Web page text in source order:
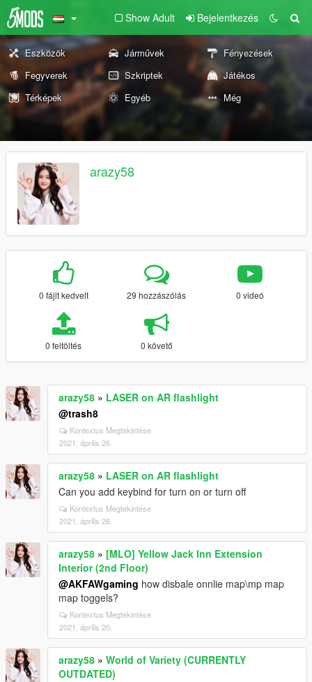
Show Adult Bejelentkezés
Eszközök Járművek
Fényezések
Fegyverek
Szkriptek
Játékos
Térképek
Egyéb Még
arazy58
0 fájlt kedvelt 29 hozzászólás 0 videó
0 feltöltés 0 követő
arazy58 » LASER on AR flashlight
@trash8
Kontextus Megtekintése
2021. április 26.
arazy58 » LASER on AR flashlight
Can you add keybind for turn on or turn off
Kontextus Megtekintése
2021. április 26.
arazy58 » [MLO] Yellow Jack Inn Extension
Interior (2nd Floor)
@AKFAWgaming how disbale onnlie map\mp map
map toggels?
Kontextus Megtekintése
2021. április 20.
arazy58 » World of Variety (CURRENTLY
OUTDATED)